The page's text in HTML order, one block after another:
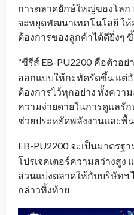
การตลาดยักษ์ใหญ่ของโลก
จะหยุดพัฒนาเทคโนโลยี ใ
ต้องการของลูกค้าได้ดียิ่งๆ
“ซีรีส์ EB-PU2200_ คือตัวอย่
ออกแบบให้กะทัดรัดขึ้น แ
ต้องการไว้ทุกอย่าง ทั้งควา
ความง่ายดายในการดูแลรั
ช่วยประหยัดพลังงานและพื้
EB-PU2200_ จะเป็นมาตรฐ
โปรเจคเตอร์ความสว่างสูง
ส่วนแบ่งตลาดให้กับบริษัทฯ
กล่าวทิ้งท้าย